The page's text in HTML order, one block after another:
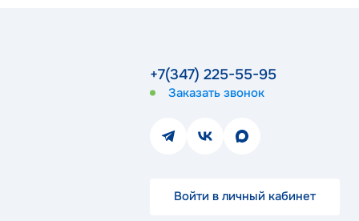
+7(347) 225-55-95
Заказать звонок
Войти в личный кабинет